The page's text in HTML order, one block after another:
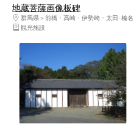
地蔵菩薩画像板碑
群馬県
前橋・高崎・伊勢崎・太田･榛名
観光施設